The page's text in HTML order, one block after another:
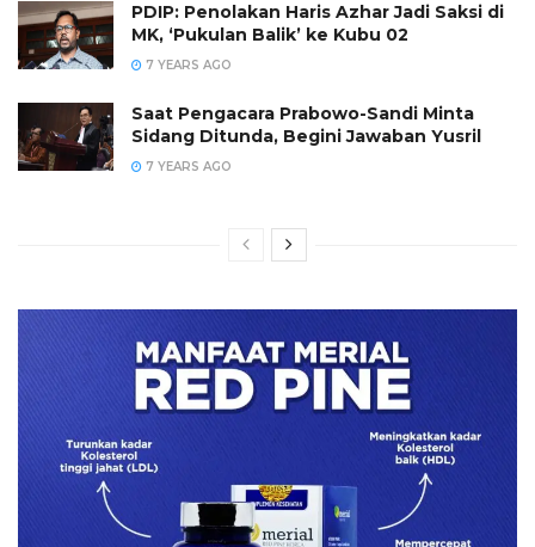
PDIP: Penolakan Haris Azhar Jadi Saksi di
MK, ‘Pukulan Balik’ ke Kubu 02
7 YEARS AGO
Saat Pengacara Prabowo-Sandi Minta
Sidang Ditunda, Begini Jawaban Yusril
7 YEARS AGO